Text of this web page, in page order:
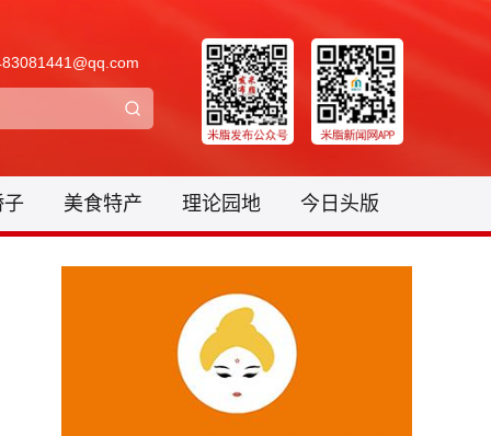
子 美食特产 理论园地 今日头版